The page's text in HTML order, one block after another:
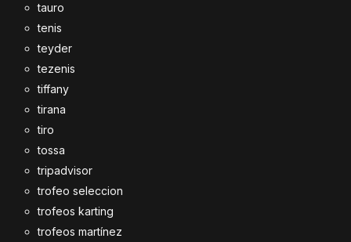
tauro
tenis
teyder
tezenis
tiffany
tirana
tiro
tossa
tripadvisor
trofeo seleccion
trofeos karting
trofeos martínez